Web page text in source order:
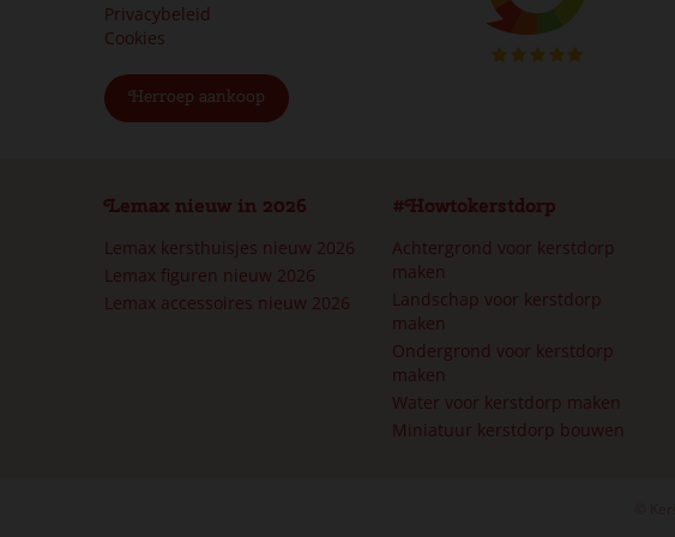
Privacybeleid
Cookies
Herroep aankoop
Lemax nieuw in 2026
Lemax kersthuisjes nieuw 2026
Lemax figuren nieuw 2026
Lemax accessoires nieuw 2026
#Howtokerstdorp
Achtergrond voor kerstdorp
maken
Landschap voor kerstdorp
maken
Ondergrond voor kerstdorp
maken
Water voor kerstdorp maken
Miniatuur kerstdorp bouwen